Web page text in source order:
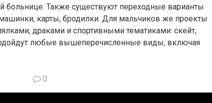
больнице. Также существуют переходные варианты
карты, бродилки. Для мальчиков же проекты
драками и спортивными тематиками: скейт,
любые вышеперечисленные виды, включая
0